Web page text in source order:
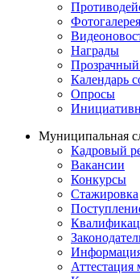
Фотогалерея
Награды
Календарь
Опросы
Муниципальная
Кадровый
Вакансии
Конкурсы
Стажировка
Информация